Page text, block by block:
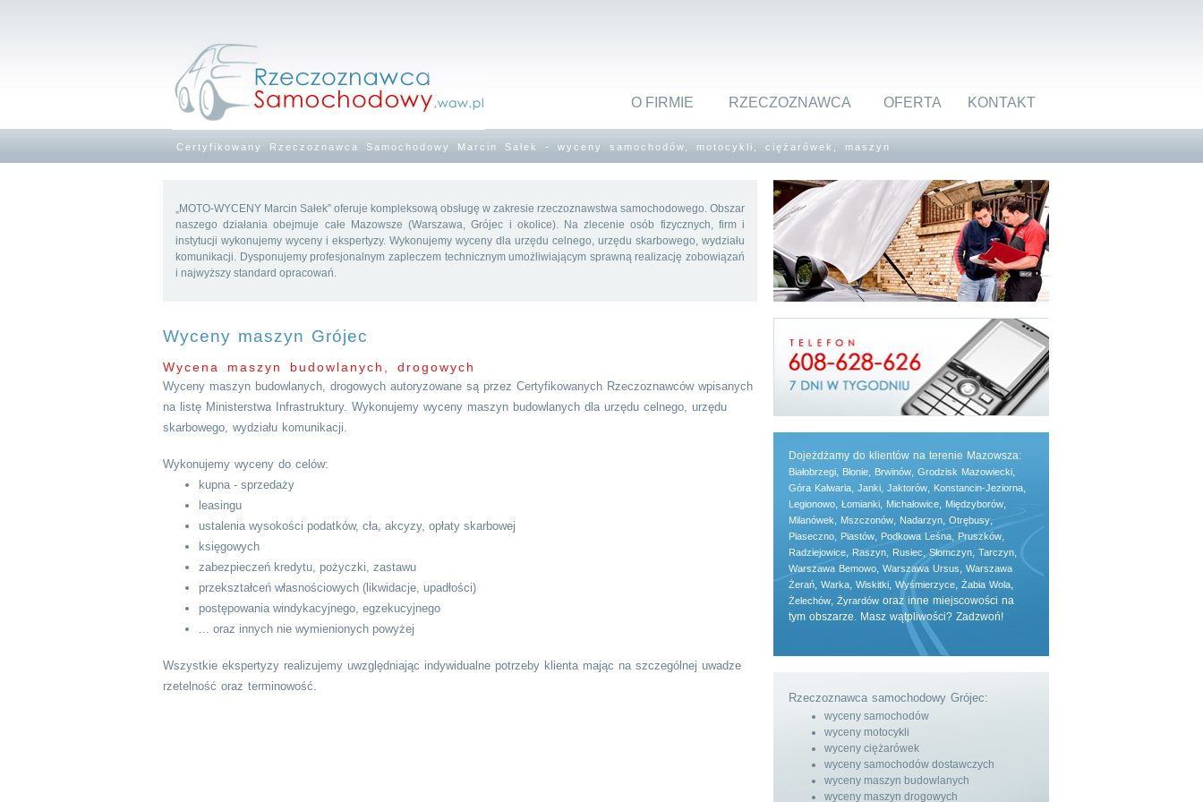
O FIRMIE RZECZOZNAWCA OFERTA KONTAKT
Certyfikowany Rzeczoznawca Samochodowy Marcin Sałek - wyceny samochodów, motocykli, ciężarówek, maszyn
„MOTO-WYCENY Marcin Sałek” oferuje kompleksową obsługę w zakresie rzeczoznawstwa samochodowego. Obszar
naszego działania obejmuje całe Mazowsze (Warszawa, Grójec i okolice). Na zlecenie osób fizycznych, firm i
instytucji wykonujemy wyceny i ekspertyzy. Wykonujemy wyceny dla urzędu celnego, urzędu skarbowego, wydziału
komunikacji. Dysponujemy profesjonalnym zapleczem technicznym umożliwiającym sprawną realizację zobowiązań
i najwyższy standard opracowań.
Wyceny maszyn Grójec
Wycena maszyn budowlanych, drogowych
Wyceny maszyn budowlanych, drogowych autoryzowane są przez Certyfikowanych Rzeczoznawców wpisanych
na listę Ministerstwa Infrastruktury. Wykonujemy wyceny maszyn budowlanych dla urzędu celnego, urzędu
skarbowego, wydziału komunikacji.
Wykonujemy wyceny do celów:
kupna - sprzedaży
leasingu
ustalenia wysokości podatków, cła, akcyzy, opłaty skarbowej
księgowych
zabezpieczeń kredytu, pożyczki, zastawu
przekształceń własnościowych (likwidacje, upadłości)
postępowania windykacyjnego, egzekucyjnego
... oraz innych nie wymienionych powyżej
Wszystkie ekspertyzy realizujemy uwzględniając indywidualne potrzeby klienta mając na szczególnej uwadze
rzetelność oraz terminowość.
Dojeżdżamy do klientów na terenie Mazowsza:
Białobrzegi, Błonie, Brwinów, Grodzisk Mazowiecki,
Góra Kalwaria, Janki, Jaktorów, Konstancin-Jeziorna,
Legionowo, Łomianki, Michałowice, Międzyborów,
Milanówek, Mszczonów, Nadarzyn, Otrębusy,
Piaseczno, Piastów, Podkowa Leśna, Pruszków,
Radziejowice, Raszyn, Rusiec, Słomczyn, Tarczyn,
Warszawa Bemowo, Warszawa Ursus, Warszawa
Żerań, Warka, Wiskitki, Wyśmierzyce, Żabia Wola,
Żelechów, Żyrardów oraz inne miejscowości na
tym obszarze. Masz wątpliwości? Zadzwoń!
Rzeczoznawca samochodowy Grójec:
wyceny samochodów
wyceny motocykli
wyceny ciężarówek
wyceny samochodów dostawczych
wyceny maszyn budowlanych
wyceny maszyn drogowych